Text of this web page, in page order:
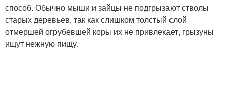
способ. Обычно мыши и зайцы не подгрызают стволы
старых деревьев, так как слишком толстый слой
отмершей огрубевшей коры их не привлекает, грызуны
ищут нежную пищу.